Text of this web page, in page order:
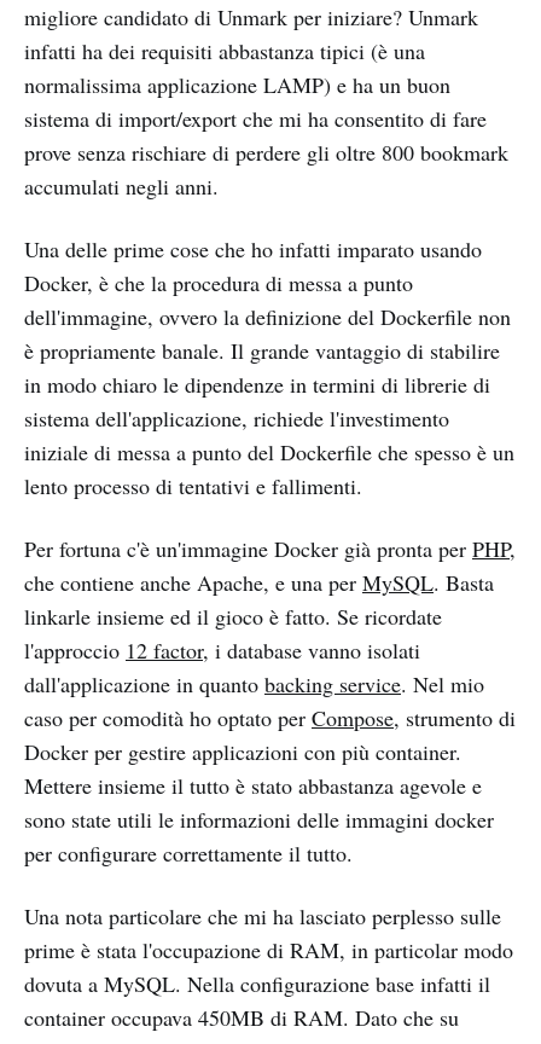
migliore candidato di Unmark per iniziare? Unmark
infatti ha dei requisiti abbastanza tipici (è una
normalissima applicazione LAMP) e ha un buon
sistema di import/export che mi ha consentito di fare
prove senza rischiare di perdere gli oltre 800 bookmark
accumulati negli anni.
Una delle prime cose che ho infatti imparato usando
Docker, è che la procedura di messa a punto
dell'immagine, ovvero la definizione del Dockerfile non
è propriamente banale. Il grande vantaggio di stabilire
in modo chiaro le dipendenze in termini di librerie di
sistema dell'applicazione, richiede l'investimento
iniziale di messa a punto del Dockerfile che spesso è un
lento processo di tentativi e fallimenti.
Per fortuna c'è un'immagine Docker già pronta per PHP,
che contiene anche Apache, e una per MySQL. Basta
linkarle insieme ed il gioco è fatto. Se ricordate
l'approccio 12 factor, i database vanno isolati
dall'applicazione in quanto backing service. Nel mio
caso per comodità ho optato per Compose, strumento di
Docker per gestire applicazioni con più container.
Mettere insieme il tutto è stato abbastanza agevole e
sono state utili le informazioni delle immagini docker
per configurare correttamente il tutto.
Una nota particolare che mi ha lasciato perplesso sulle
prime è stata l'occupazione di RAM, in particolar modo
dovuta a MySQL. Nella configurazione base infatti il
container occupava 450MB di RAM. Dato che su